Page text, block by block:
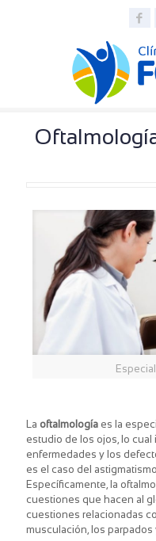
La oftalmología es la
estudio de los ojos, lo
enfermedades y los
es el caso del
Específicamente, la
cuestiones que hacen al
cuestiones relacionadas
musculación, los parpados